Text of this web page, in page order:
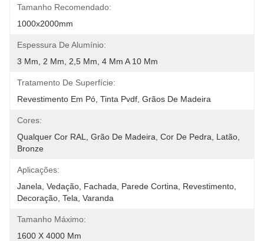
Tamanho Recomendado:
1000x2000mm
Espessura De Alumínio:
3 Mm, 2 Mm, 2,5 Mm, 4 Mm A 10 Mm
Tratamento De Superfície:
Revestimento Em Pó, Tinta Pvdf, Grãos De Madeira
Cores:
Qualquer Cor RAL, Grão De Madeira, Cor De Pedra, Latão,
Bronze
Aplicações:
Janela, Vedação, Fachada, Parede Cortina, Revestimento,
Decoração, Tela, Varanda
Tamanho Máximo:
1600 X 4000 Mm